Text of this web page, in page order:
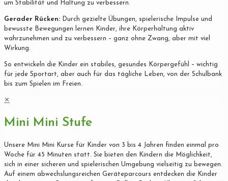
um Stabilität und Haltung zu verbessern.
Gerader Rücken: Durch gezielte Übungen, spielerische Impulse und
bewusste Bewegungen lernen Kinder, ihre Körperhaltung aktiv
wahrzunehmen und zu verbessern – ganz ohne Zwang, aber mit viel
Wirkung.
So entwickeln die Kinder ein stabiles, gesundes Körpergefühl – wichtig
für jede Sportart, aber auch für das tägliche Leben, von der Schulbank
bis zum Spielen im Freien.
✕
Mini Mini Stufe
Unsere Mini Mini Kurse für Kinder von 3 bis 4 Jahren finden einmal pro
Woche für 45 Minuten statt. Sie bieten den Kindern die Möglichkeit,
sich in einer sicheren und spielerischen Umgebung vielseitig zu bewegen.
Auf einem abwechslungsreichen Geräteparcours entdecken die Kinder